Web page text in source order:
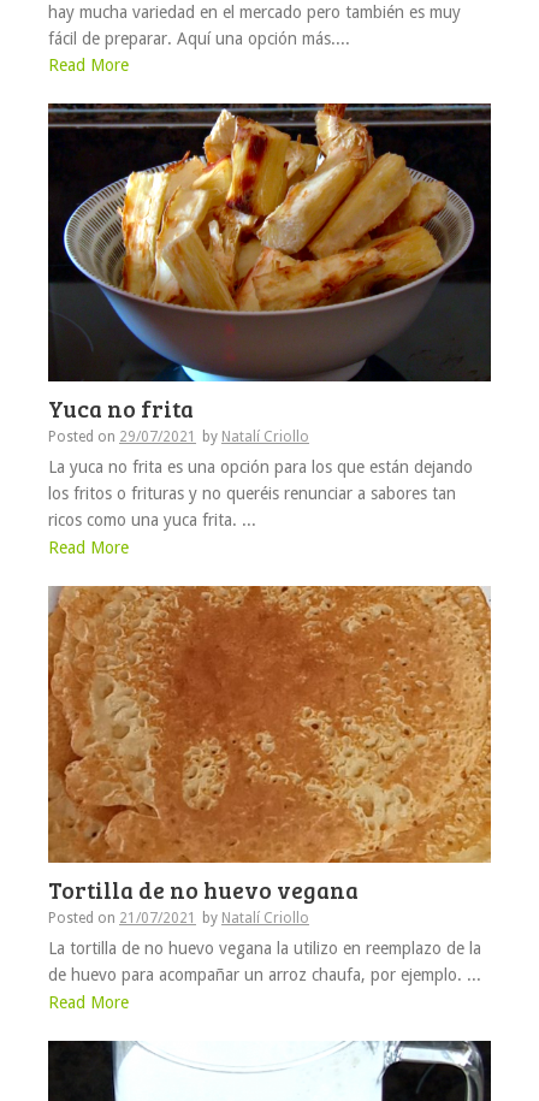
hay mucha variedad en el mercado pero también es muy
fácil de preparar. Aquí una opción más....
Read More
Yuca no frita
Posted on 29/07/2021 by Natalí Criollo
La yuca no frita es una opción para los que están dejando
los fritos o frituras y no queréis renunciar a sabores tan
ricos como una yuca frita. ...
Read More
Tortilla de no huevo vegana
Posted on 21/07/2021 by Natalí Criollo
La tortilla de no huevo vegana la utilizo en reemplazo de la
de huevo para acompañar un arroz chaufa, por ejemplo. ...
Read More